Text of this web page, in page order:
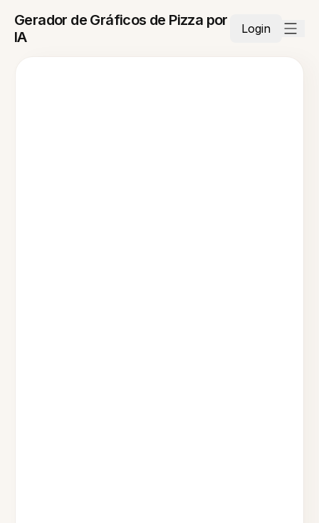
Gerador de Gráficos de Pizza por
IA
Login